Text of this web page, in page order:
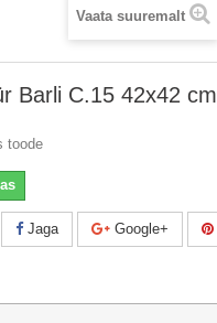
Vaata suuremalt
Barli C.15 42x42 cm
toode
Jaga Google+